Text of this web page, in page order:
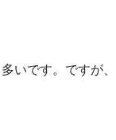
いです。ですが、